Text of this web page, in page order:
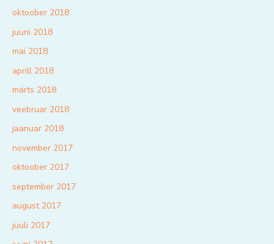
oktoober 2018
juuni 2018
mai 2018
aprill 2018
märts 2018
veebruar 2018
jaanuar 2018
november 2017
oktoober 2017
september 2017
august 2017
juuli 2017